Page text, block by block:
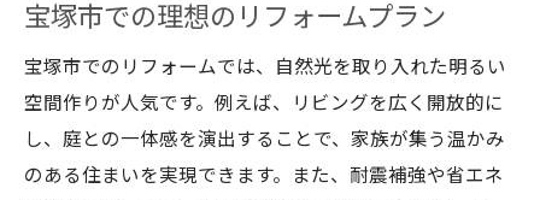
宝塚市での理想のリフォームプラン
宝塚市でのリフォームでは、自然光を取り入れた明るい
空間作りが人気です。例えば、リビングを広く開放的に
し、庭との一体感を演出することで、家族が集う温かみ
のある住まいを実現できます。また、耐震補強や省エネ